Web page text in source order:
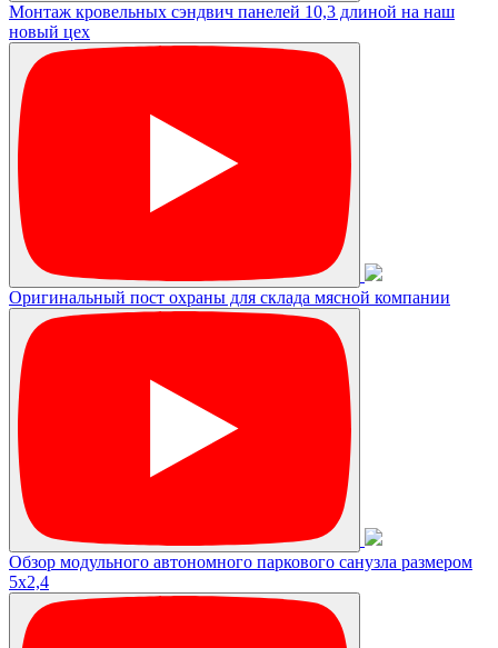
Монтаж кровельных сэндвич панелей 10,3 длиной на наш
новый цех
Оригинальный пост охраны для склада мясной компании
Обзор модульного автономного паркового санузла размером
5х2,4